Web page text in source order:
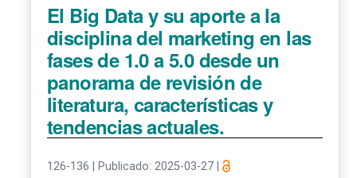
El Big Data y su aporte a la
disciplina del marketing en las
fases de 1.0 a 5.0 desde un
panorama de revisión de
literatura, características y
tendencias actuales.
126-136 Publicado: 2025-03-27